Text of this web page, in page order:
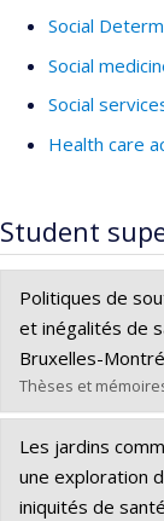
Social
Social
Social
Health care
Student
Politiques de
et inégalités de
Bruxelles-
Thèses et
Graduate :Sow,
Cycle :Doctoral
Grade :Ph. D.
Les jardins
une exploration
iniquités de